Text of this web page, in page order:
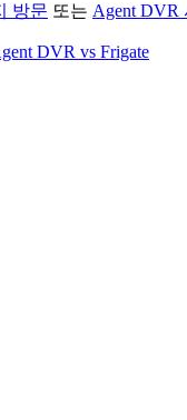
방문 또는 Agent DVR
DVR vs Frigate